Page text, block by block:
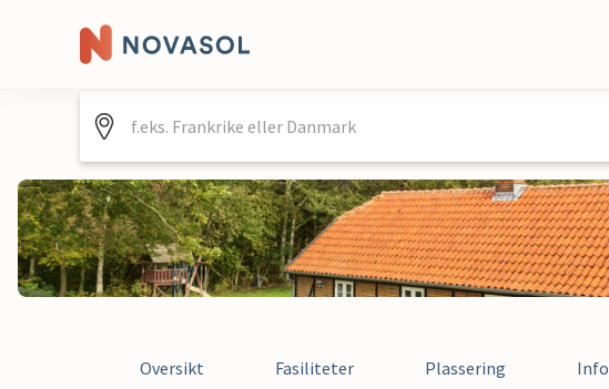
Oversikt Fasiliteter Plassering